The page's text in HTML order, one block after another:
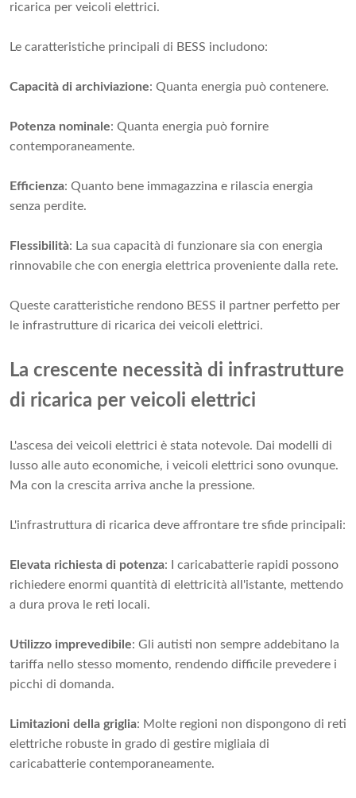
ricarica per veicoli elettrici.
Le caratteristiche principali di BESS includono:
Capacità di archiviazione: Quanta energia può contenere.
Potenza nominale: Quanta energia può fornire
contemporaneamente.
Efficienza: Quanto bene immagazzina e rilascia energia
senza perdite.
Flessibilità: La sua capacità di funzionare sia con energia
rinnovabile che con energia elettrica proveniente dalla rete.
Queste caratteristiche rendono BESS il partner perfetto per
le infrastrutture di ricarica dei veicoli elettrici.
La crescente necessità di infrastrutture
di ricarica per veicoli elettrici
L'ascesa dei veicoli elettrici è stata notevole. Dai modelli di
lusso alle auto economiche, i veicoli elettrici sono ovunque.
Ma con la crescita arriva anche la pressione.
L'infrastruttura di ricarica deve affrontare tre sfide principali:
Elevata richiesta di potenza: I caricabatterie rapidi possono
richiedere enormi quantità di elettricità all'istante, mettendo
a dura prova le reti locali.
Utilizzo imprevedibile: Gli autisti non sempre addebitano la
tariffa nello stesso momento, rendendo difficile prevedere i
picchi di domanda.
Limitazioni della griglia: Molte regioni non dispongono di reti
elettriche robuste in grado di gestire migliaia di
caricabatterie contemporaneamente.